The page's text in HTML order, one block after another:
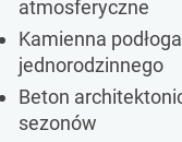
atmosferyczne
Kamienna
jednorodzinnego
Beton
sezonów